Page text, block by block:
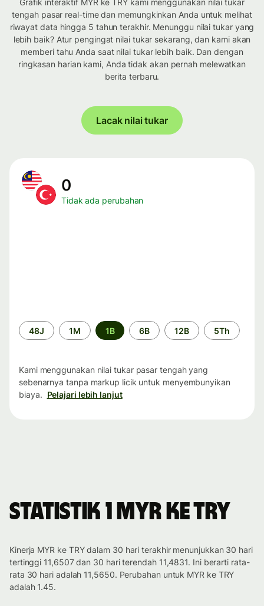
Grafik interaktif MYR ke TRY kami menggunakan nilai tukar
tengah pasar real-time dan memungkinkan Anda untuk melihat
riwayat data hingga 5 tahun terakhir. Menunggu nilai tukar yang
lebih baik? Atur pengingat nilai tukar sekarang, dan kami akan
memberi tahu Anda saat nilai tukar lebih baik. Dan dengan
ringkasan harian kami, Anda tidak akan pernah melewatkan
berita terbaru.
Lacak nilai tukar
0
Tidak ada perubahan
Periode
waktu
48J 1M 1B 6B 12B 5Th
Kami menggunakan nilai tukar pasar tengah yang
sebenarnya tanpa markup licik untuk menyembunyikan
biaya. Pelajari lebih lanjut
Statistik 1 MYR ke TRY
Kinerja MYR ke TRY dalam 30 hari terakhir menunjukkan 30 hari
tertinggi 11,6507 dan 30 hari terendah 11,4831. Ini berarti rata-
rata 30 hari adalah 11,5650. Perubahan untuk MYR ke TRY
adalah 1.45.